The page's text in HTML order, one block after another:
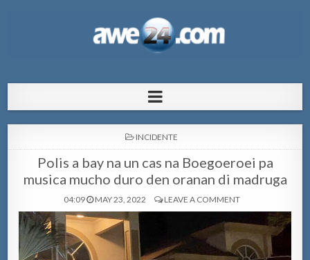
pa Aruba
POSTED
INCIDENTE
Polis a bay na un cas na Boegoeroei pa
musica mucho duro den oranan di madruga
04:09 MAY 23, 2022 LEAVE A COMMENT